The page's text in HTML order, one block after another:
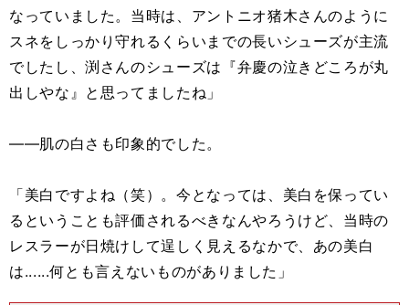
なっていました。当時は、アントニオ猪木さんのように
スネをしっかり守れるくらいまでの長いシューズが主流
でしたし、渕さんのシューズは『弁慶の泣きどころが丸
出しやな』と思ってましたね」
――肌の白さも印象的でした。
「美白ですよね（笑）。今となっては、美白を保ってい
るということも評価されるべきなんやろうけど、当時の
レスラーが日焼けして逞しく見えるなかで、あの美白
は......何とも言えないものがありました」